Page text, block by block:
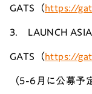
GATS（https://
3. LAUNCH ASIA
GATS（https://
（5-6月に公募予